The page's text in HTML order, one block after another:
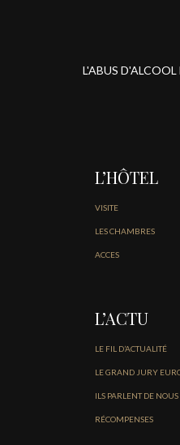
des cookies
L'ABUS
L’HÔTEL
VISITE
LES CHAMBRES
ACCES
L’ACTU
LE FIL D’ACTUALITÉ
LE GRAND JURY
ILS PARLENT DE NOUS
RÉCOMPENSES